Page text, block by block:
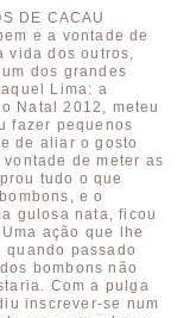
DE CACAU
e a vontade de
vida dos outros,
dos grandes
Lima: a
Natal 2012, meteu
fazer pequenos
de aliar o gosto
de meter as
tudo o que
e o
gulosa nata, ficou
ação que lhe
passado
bombons não
Com a pulga
inscrever-se num